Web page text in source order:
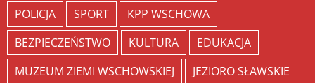
POLICJA
SPORT
KPP WSCHOWA
BEZPIECZEŃSTWO
KULTURA
EDUKACJA
MUZEUM ZIEMI WSCHOWSKIEJ
JEZIORO SŁAWSKIE